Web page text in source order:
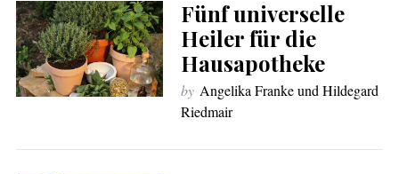
Fünf universelle
Heiler für die
Hausapotheke
by Angelika Franke und Hildegard
Riedmair